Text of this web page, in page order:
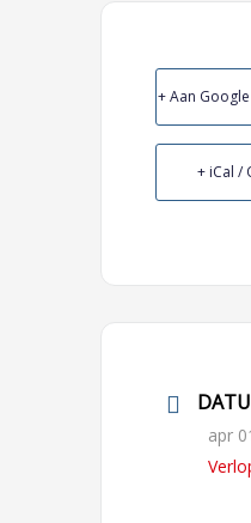
+ Aan
+ iCal /
apr